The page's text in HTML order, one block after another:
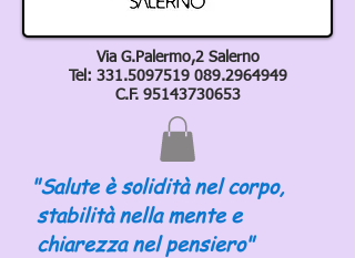
Via G.Palermo,2 Salerno
Tel: 331.5097519 089.2964949
C.F. 95143730653
"Salute è solidità nel corpo,
stabilità nella mente e
chiarezza nel pensiero"